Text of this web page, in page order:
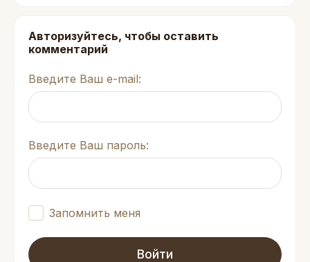
Авторизуйтесь, чтобы оставить
комментарий
Введите Ваш e-mail:
Введите Ваш пароль:
Запомнить меня
Войти